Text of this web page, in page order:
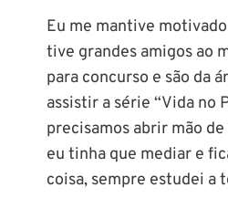
Eu me mantive
tive grandes amigos ao
para concurso e são da
assistir a série “Vida no
precisamos abrir mão
eu tinha que mediar e
coisa, sempre estudei a